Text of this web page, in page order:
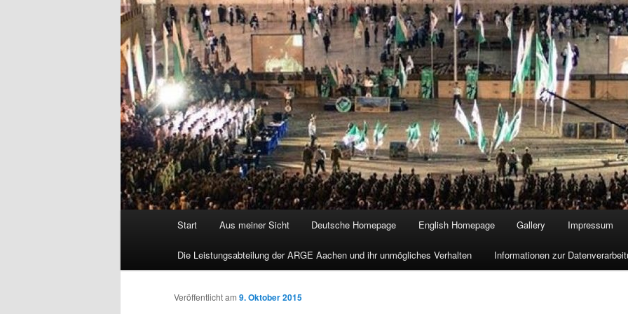
Start Aus meiner Sicht Deutsche Homepage English Homepage Gallery Impressum
Die Leistungsabteilung der ARGE Aachen und ihr unmögliches Verhalten Informationen zur
Veröffentlicht am 9. Oktober 2015